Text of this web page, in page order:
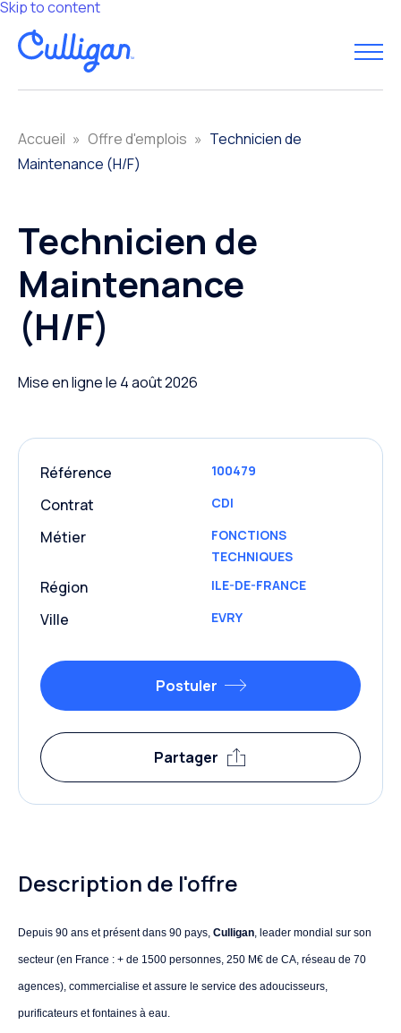
Skip to content
Accueil » Offre d'emplois » Technicien de
Maintenance (H/F)
Technicien de
Maintenance
(H/F)
Mise en ligne le 4 août 2026
Référence 100479
Contrat CDI
Métier
FONCTIONS
TECHNIQUES
Région ILE-DE-FRANCE
Ville EVRY
Postuler
Partager
Description de l'offre
Depuis 90 ans et présent dans 90 pays, Culligan, leader mondial sur son
secteur (en France : + de 1500 personnes, 250 M€ de CA, réseau de 70
agences), commercialise et assure le service des adoucisseurs,
purificateurs et fontaines à eau.